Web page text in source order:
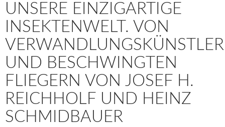
UNSERE EINZIGARTIGE
INSEKTENWELT. VON
UND BESCHWINGTEN
FLIEGERN VON JOSEF H.
REICHHOLF UND HEINZ
SCHMIDBAUER